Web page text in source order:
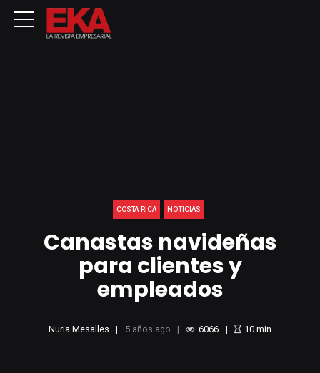
COSTA RICA NOTICIAS
Canastas navideñas
para clientes y
empleados
Nuria Mesalles 5 años ago 6066 10min